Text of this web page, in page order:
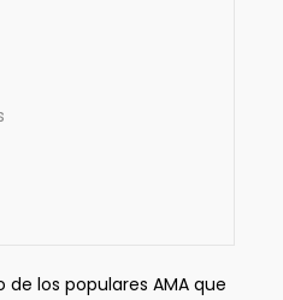
los populares AMA que